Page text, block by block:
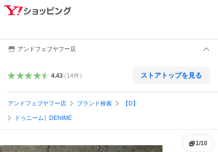
アンドフェブヤフー店
4.43（ 14件） ストアトップを見る
アンドフェブヤフー店 ブランド検索 【D】
ドゥニーム│ DENIME
1/10